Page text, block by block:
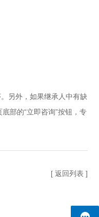
另外，如果继承人中有缺
部的“立即咨询”按钮，专
[ 返回列表 ]